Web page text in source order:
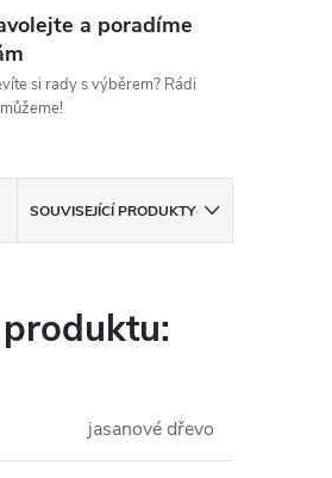
a poradíme
si rady s výběrem? Rádi
SOUVISEJÍCÍ PRODUKTY
jasanové dřevo